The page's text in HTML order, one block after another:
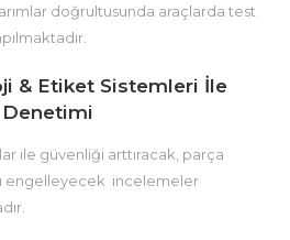
doğrultusunda araçlarda test
& Etiket Sistemleri İle
Denetimi
ile güvenliği arttıracak, parça
engelleyecek incelemeler